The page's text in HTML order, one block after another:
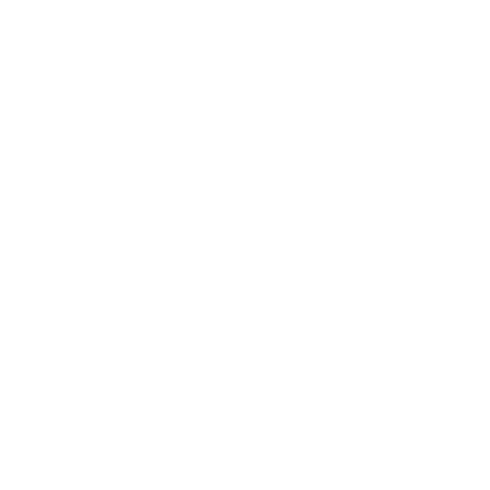
présence du lac Majeur, favorise une végétation
azalées visibles dans plusieurs jardins de la région. Les